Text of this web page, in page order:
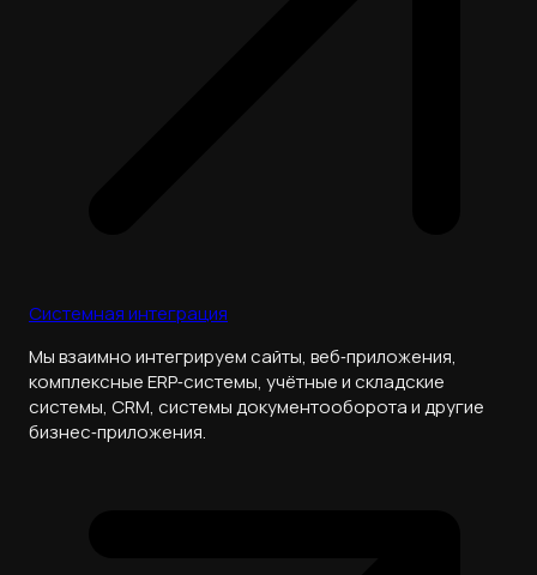
Системная интеграция
Мы взаимно интегрируем сайты, веб‑приложения,
комплексные ERP‑системы, учётные и складские
системы, CRM, системы документооборота и другие
бизнес‑приложения.